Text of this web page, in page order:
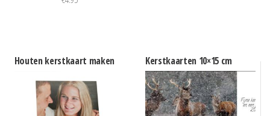
Houten kerstkaart maken Kerstkaarten 10×15 cm